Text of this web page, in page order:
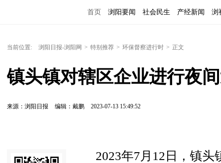
首页 浏阳要闻 社会民生 产经新闻 浏
当前位置: 浏阳日报-浏阳网 > 特别推荐 > 环保督察进行时 > 正文
镇头镇对辖区企业进行夜
来源：浏阳日报 编辑：戴鹏 2023-07-13 15:49:52
2023年7月12日，镇